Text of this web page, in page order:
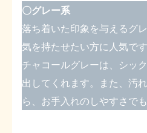
〇グレー系
落ち着いた印象を与えるグ
気を持たせたい方に人気で
チャコールグレーは、シッ
出してくれます。また、汚
ら、お手入れのしやすさで